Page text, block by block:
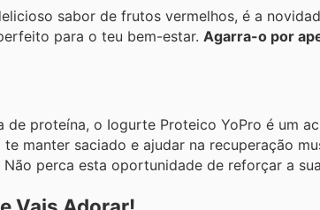
sabor de frutos vermelhos, é a
para o teu bem-estar. Agarra-o por
proteína, o Iogurte Proteico YoPro é um
manter saciado e ajudar na recuperação
perca esta oportunidade de reforçar a